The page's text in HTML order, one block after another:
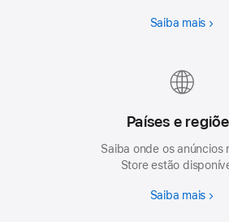
Saiba mais
Países e
Saiba onde os anúncios
Store estão
Saiba mais